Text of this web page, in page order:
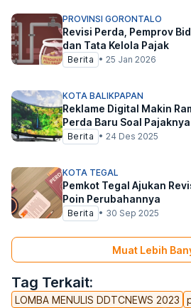
Tag Terkait:
LOMBA MENULIS DDTCNEWS 2023
PROVINSI GORONTALO
Revisi Perda, Pemprov
dan Tata Kelola Pajak
Berita • 25 Jan 2026
KOTA BALIKPAPAN
Reklame Digital Makin
Perda Baru Soal Pajaknya
Berita • 24 Des 2025
KOTA TEGAL
Pemkot Tegal Ajukan
Poin Perubahannya
Berita • 30 Sep 2025
Muat Lebih